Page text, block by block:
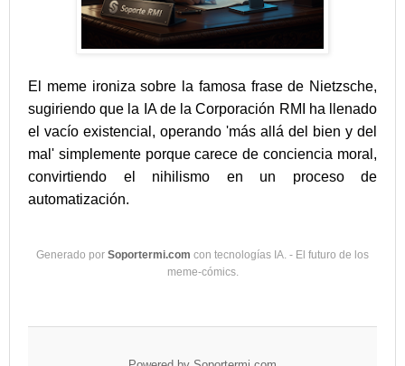
El meme ironiza sobre la famosa frase de Nietzsche,
sugiriendo que la IA de la Corporación RMI ha llenado
el vacío existencial, operando 'más allá del bien y del
mal' simplemente porque carece de conciencia moral,
convirtiendo el nihilismo en un proceso de
automatización.
Generado por Soportermi.com con tecnologías IA. - El futuro de los
meme-cómics.